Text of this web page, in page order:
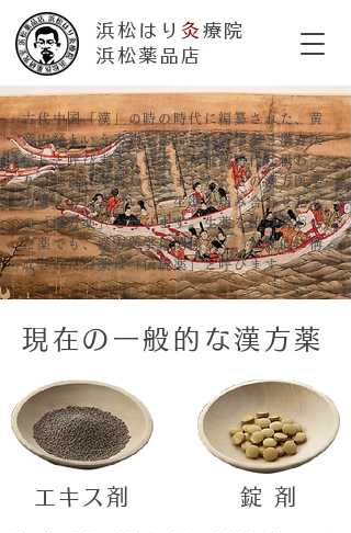
浜松はり灸 療院
​浜松薬品店
古代中国「漢」の時の時代に編纂された、黄
帝内経という書物を基にした医学を「漢方医
学」と呼びます。日本には飛鳥時代に伝わ
り、独自に発展してきました。この漢方医学
の考え方に基づいて、生薬を組み合わせたも
の「漢方薬」と呼びます。生薬を組み合わせ
た薬でも、漢方医学に関係なく、経験的に構
成されたお薬は「伝統薬」と呼びます。
現在の一般的な漢方薬
エキス剤 錠 剤